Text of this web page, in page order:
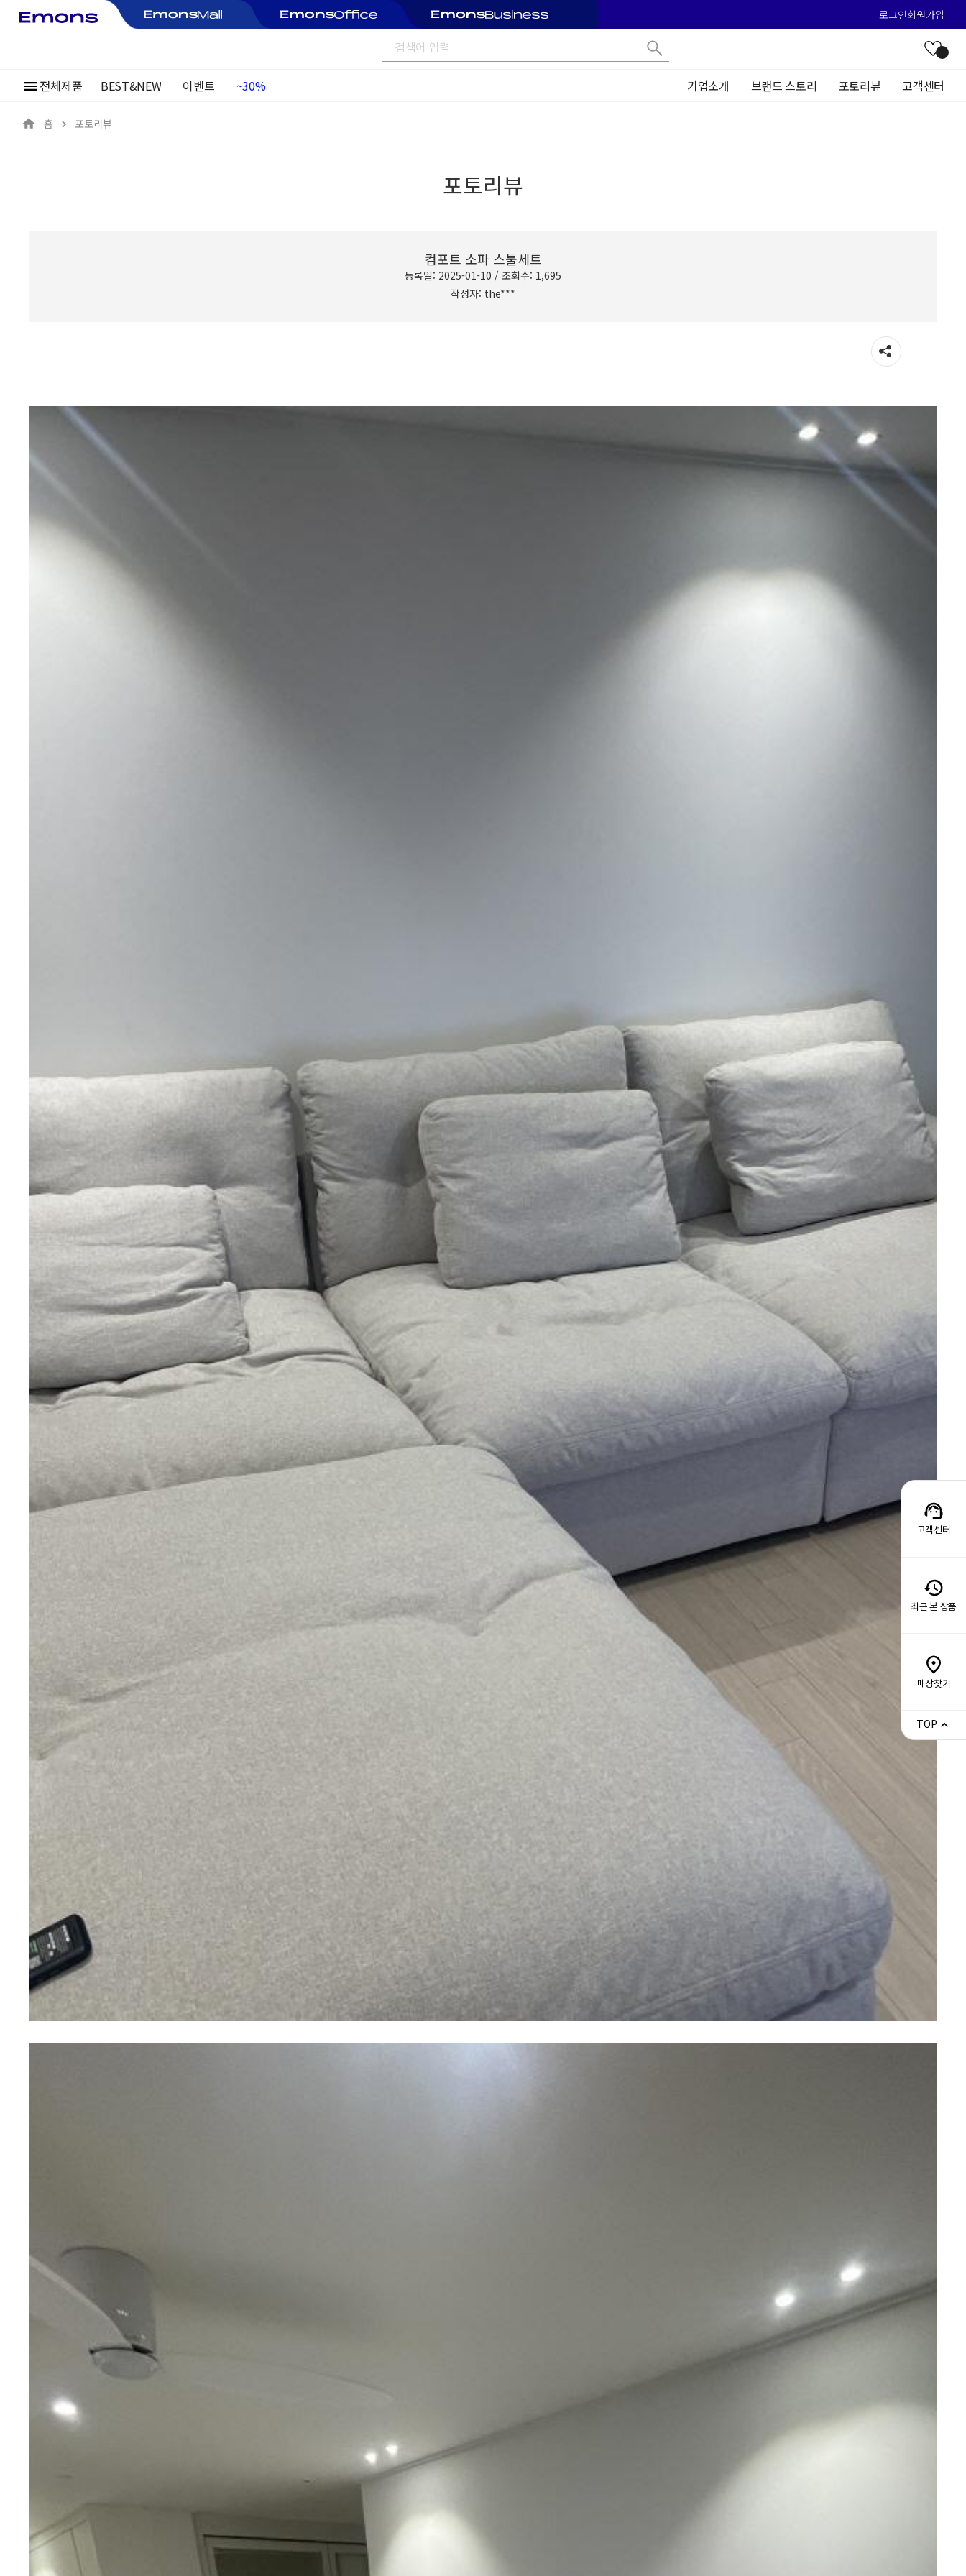
로그인회원가입
전체제품 BEST&NEW 이벤트
여름정기행사
기업소개 브랜드 스토리 포토리뷰 고객센터
홈 포토리뷰
포토리뷰
컴포트 소파 스툴세트
등록일: 2025-01-10 / 조회수: 1,695
작성자: the***
고객센터
최근 본 상품
매장찾기
TOP